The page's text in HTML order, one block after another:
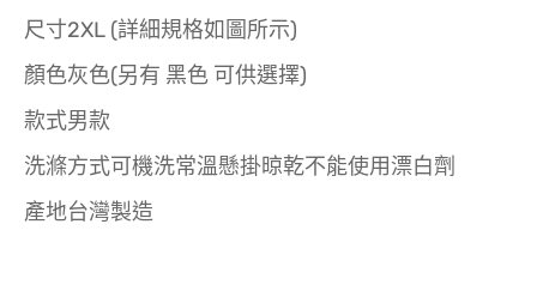
尺寸2XL (詳細規格如圖所示)
顏色灰色(另有 黑色 可供選擇)
款式男款
洗滌方式可機洗常溫懸掛晾乾不能使用漂白劑
產地台灣製造